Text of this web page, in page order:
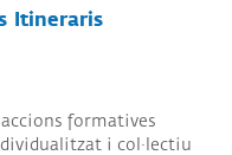
Itineraris
accions formatives
i col·lectiu